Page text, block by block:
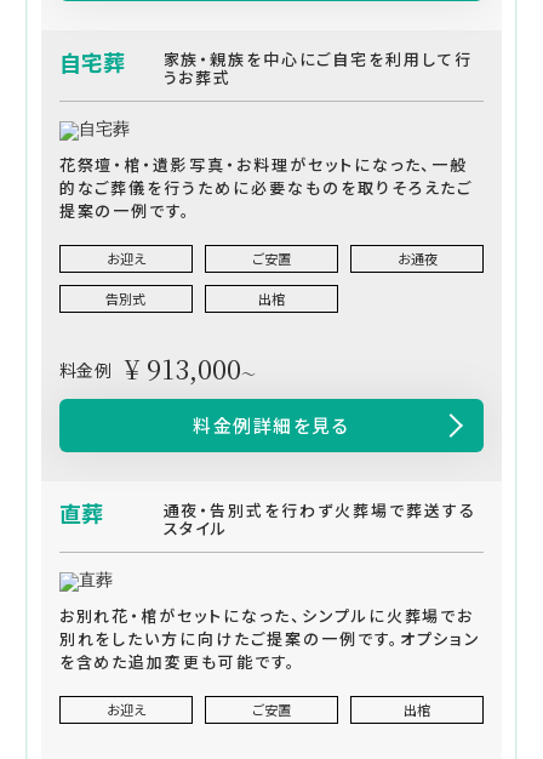
自宅葬 家族・親族を中心にご自宅を利用して行
うお葬式
花祭壇・棺・遺影写真・お料理がセットになった、一般
的なご葬儀を行うために必要なものを取りそろえたご
提案の一例です。
お迎え ご安置 お通夜
告別式 出棺
料金例 ¥ 913,000～
料金例詳細を見る
直葬 通夜・告別式を行わず火葬場で葬送する
スタイル
お別れ花・棺がセットになった、シンプルに火葬場でお
別れをしたい方に向けたご提案の一例です。オプション
を含めた追加変更も可能です。
お迎え ご安置 出棺